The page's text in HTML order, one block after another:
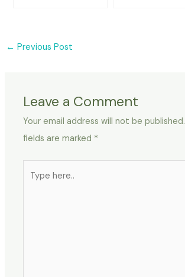
← Previous Post
Leave a Comment
Your email address will not be published.
fields are marked *